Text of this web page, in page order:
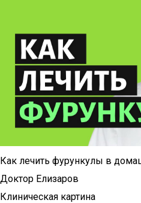
Как лечить фурункулы в
Доктор Елизаров
Клиническая картина